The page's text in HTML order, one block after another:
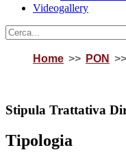
Videogallery
Home PON
Stipula Trattativa
Tipologia